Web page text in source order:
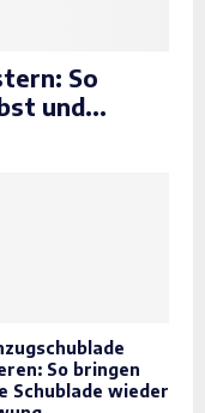
So
und...
So bringen
Schublade wieder